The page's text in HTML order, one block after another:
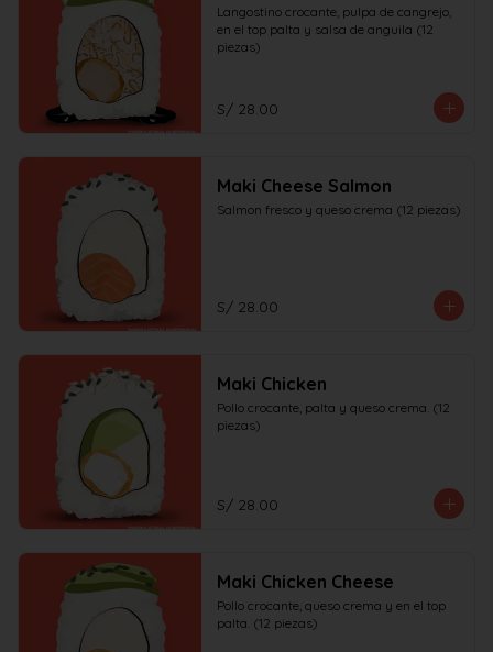
Langostino crocante, pulpa de cangrejo,
en el top palta y salsa de anguila (12
piezas)
S/ 28.00
Maki Cheese Salmon
Salmon fresco y queso crema (12 piezas)
S/ 28.00
Maki Chicken
Pollo crocante, palta y queso crema. (12
piezas)
S/ 28.00
Maki Chicken Cheese
Pollo crocante, queso crema y en el top
palta. (12 piezas)